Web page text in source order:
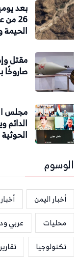
بعد
26
الحيمة
صاروخًا بالستيًا
مجلس
الدائم
الحوثية
الوسوم
أخبار اليمن
محليات
عربي
تكنولوجيا
تقارير